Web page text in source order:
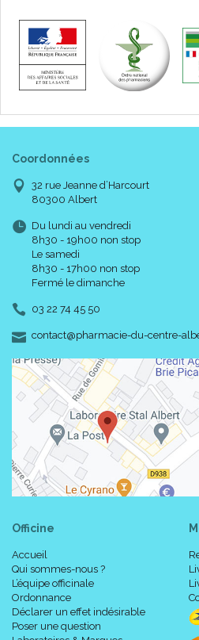
Coordonnées
32 rue Jeanne d’Harcourt
80300 Albert
Du lundi au vendredi
8h30 - 19h00 non stop
Le samedi
8h30 - 17h00 non stop
Fermé le dimanche
03 22 74 45 50
contact-
@-
pharmacie-du-centre-
Officine
Accueil
Qui sommes-nous ?
L’équipe officinale
Ordonnance
Déclarer un effet indésirable
Poser une question